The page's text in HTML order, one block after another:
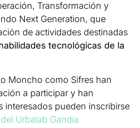
Transformación y
Next Generation, que
de actividades destinadas
tecnológicas de la
Moncho como Sifres han
a participar y han
interesados pueden inscribirse
Urbalab Gandia.